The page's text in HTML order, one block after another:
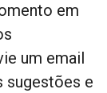
em
um email
sugestões e